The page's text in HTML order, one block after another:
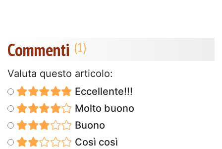
Commenti
Valuta questo articolo:
Eccellente!!!
Molto buono
Buono
Così così